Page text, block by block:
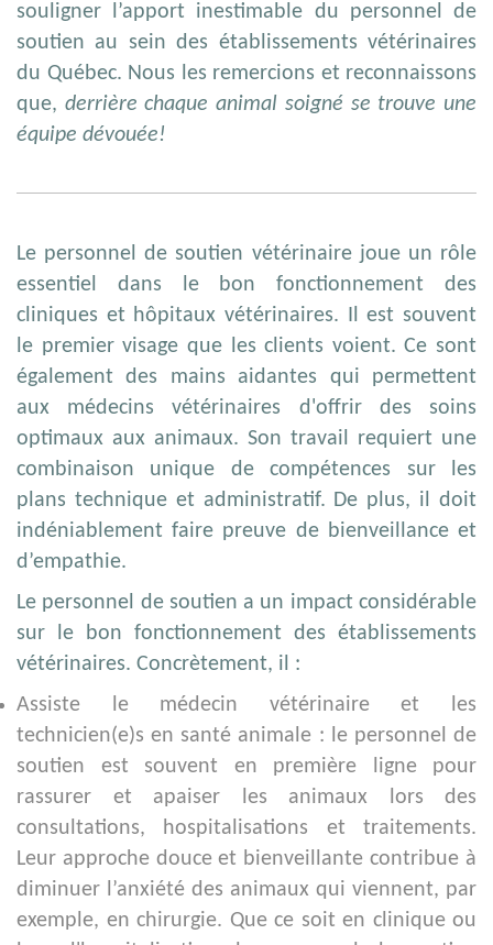
souligner l’apport inestimable du personnel de
soutien au sein des établissements vétérinaires
du Québec. Nous les remercions et reconnaissons
que, derrière chaque animal soigné se trouve une
équipe dévouée!
Le personnel de soutien vétérinaire joue un rôle
essentiel dans le bon fonctionnement des
cliniques et hôpitaux vétérinaires. Il est souvent
le premier visage que les clients voient. Ce sont
également des mains aidantes qui permettent
aux médecins vétérinaires d'offrir des soins
optimaux aux animaux. Son travail requiert une
combinaison unique de compétences sur les
plans technique et administratif. De plus, il doit
indéniablement faire preuve de bienveillance et
d’empathie.
Le personnel de soutien a un impact considérable
sur le bon fonctionnement des établissements
vétérinaires. Concrètement, il :
Assiste le médecin vétérinaire et les
technicien(e)s en santé animale : le personnel de
soutien est souvent en première ligne pour
rassurer et apaiser les animaux lors des
consultations, hospitalisations et traitements.
Leur approche douce et bienveillante contribue à
diminuer l’anxiété des animaux qui viennent, par
exemple, en chirurgie. Que ce soit en clinique ou